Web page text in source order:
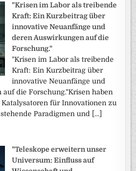
"Krisen im Labor als treibende
Kraft: Ein Kurzbeitrag über
innovative Neuanfänge und
deren Auswirkungen auf die
Forschung."
"Krisen im Labor als treibende
Kraft: Ein Kurzbeitrag über
innovative Neuanfänge und
die Forschung."Krisen haben
Katalysatoren für Innovationen zu
Paradigmen und […]
"Teleskope erweitern unser
Universum: Einfluss auf